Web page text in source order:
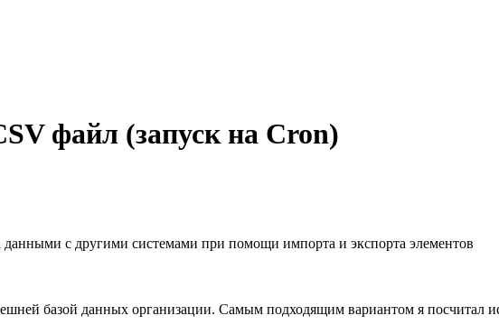
файл (запуск на Cron)
с другими системами при помощи импорта и экспорта элементов
базой данных организации. Самым подходящим вариантом я